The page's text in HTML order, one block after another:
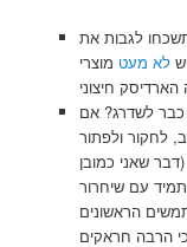
לגבות את
לא מעט מוצרי cloud חינמיים
לשדרג? אם
לחקור ולפתור
שאני כמובן
עם שיחרור
הראשונים